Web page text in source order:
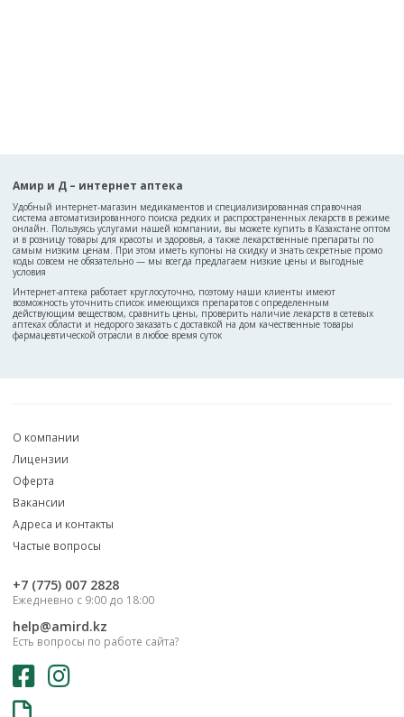
Амир и Д – интернет аптека
Удобный интернет-магазин медикаментов и специализированная справочная
система автоматизированного поиска редких и распространенных лекарств в режиме
онлайн. Пользуясь услугами нашей компании, вы можете купить в Казахстане оптом
и в розницу товары для красоты и здоровья, а также лекарственные препараты по
самым низким ценам. При этом иметь купоны на скидку и знать секретные промо
коды совсем не обязательно — мы всегда предлагаем низкие цены и выгодные
условия
Интернет-аптека работает круглосуточно, поэтому наши клиенты имеют
возможность уточнить список имеющихся препаратов с определенным
действующим веществом, сравнить цены, проверить наличие лекарств в сетевых
аптеках области и недорого заказать с доставкой на дом качественные товары
фармацевтической отрасли в любое время суток
О компании
Лицензии
Оферта
Вакансии
Адреса и контакты
Частые вопросы
‎+7 (775) 007 2828
Ежедневно с 9:00 до 18:00
help@amird.kz
Есть вопросы по работе сайта?